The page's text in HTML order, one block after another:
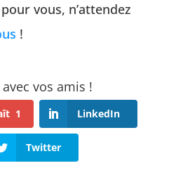
vous, n’attendez
!
1 LinkedIn
Twitter